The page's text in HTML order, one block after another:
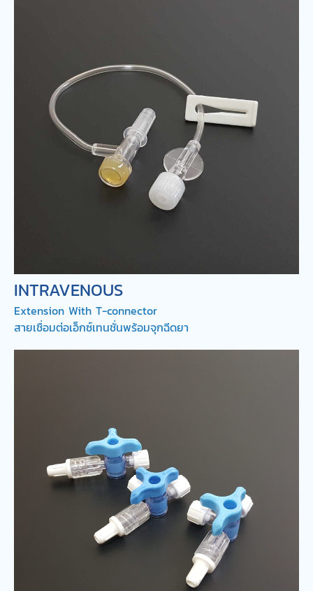
INTRAVENOUS
Extension With T-connector
สายเชื่อมต่อเอ็กซ์เทนชั่นพร้อมจุกฉีดยา